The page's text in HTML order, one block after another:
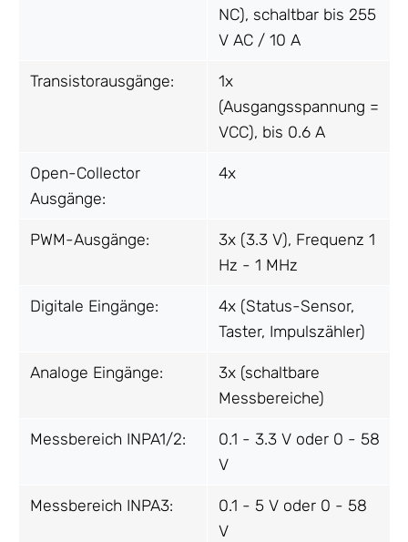
NC), schaltbar bis 255
V AC / 10 A
Transistorausgänge:
1x
(Ausgangsspannung =
VCC), bis 0.6 A
Open-Collector
Ausgänge:
4x
PWM-Ausgänge:
3x (3.3 V), Frequenz 1
Hz - 1 MHz
Digitale Eingänge:
4x (Status-Sensor,
Taster, Impulszähler)
Analoge Eingänge:
3x (schaltbare
Messbereiche)
Messbereich INPA1/2:
0.1 - 3.3 V oder 0 - 58
V
Messbereich INPA3:
0.1 - 5 V oder 0 - 58
V